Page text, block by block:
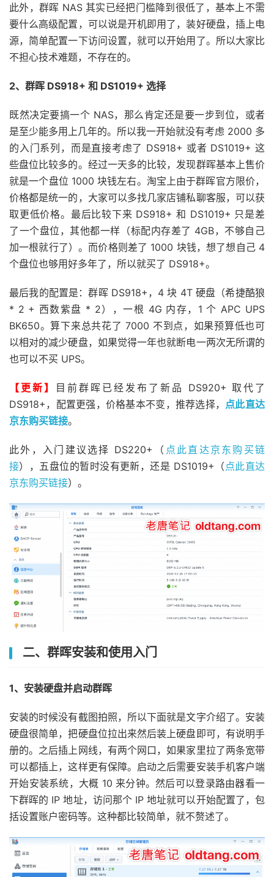
此外，群晖 NAS 其实已经把门槛降到很低了，基本上不需
要什么高级配置，可以说是开机即用了，装好硬盘，插上电
源，简单配置一下访问设置，就可以开始用了。所以大家比
不担心技术难题，不存在的。
2、群晖 DS918+ 和 DS1019+ 选择
既然决定要搞一个 NAS，那么肯定还是要一步到位，或者
是至少能多用上几年的。所以我一开始就没有考虑 2000 多
的入门系列，而是直接考虑了 DS918+ 或者 DS1019+ 这
些盘位比较多的。经过一天多的比较，发现群晖基本上售价
就是一个盘位 1000 块钱左右。淘宝上由于群晖官方限价，
价格都是统一的，大家可以多找几家店铺私聊客服，可以获
取更低价格。最后比较下来 DS918+ 和 DS1019+ 只是差
了一个盘位，其他都一样（标配内存差了 4GB，不够自己
加一根就行了）。而价格则差了 1000 块钱，想了想自己 4
个盘位也够用好多年了，所以就买了 DS918+。
最后我的配置是：群晖 DS918+，4 块 4T 硬盘（希捷酷狼
* 2 + 西数紫盘 * 2），一根 4G 内存，1 个 APC UPS
BK650。算下来总共花了 7000 不到点，如果预算低也可
以相对的减少硬盘，如果觉得一年也就断电一两次无所谓的
也可以不买 UPS。
【更新】 目前群晖已经发布了新品 DS920+ 取代了
DS918+，配置更强，价格基本不变，推荐选择， 点此直达
京东购买链接。
此外，入门建议选择 DS220+（ 点此直达京东购买链
接），五盘位的暂时没有更新，还是 DS1019+（ 点此直达
京东购买链接）。
二、群晖安装和使用入门
1、安装硬盘并启动群晖
安装的时候没有截图拍照，所以下面就是文字介绍了。安装
硬盘很简单，把硬盘位拉出来然后装上硬盘即可，有说明手
册的。之后插上网线，有两个网口，如果家里拉了两条宽带
可以都插上，这样更有保障。启动之后需要安装手机客户端
开始安装系统，大概 10 来分钟。然后可以登录路由器看一
下群晖的 IP 地址，访问那个 IP 地址就可以开始配置了，包
括设置账户密码等。这种都比较简单，就不赘述了。